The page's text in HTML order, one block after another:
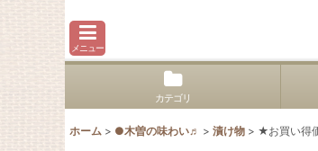
メニュー
カテゴリ
ホーム > ●木曽の味わい♬ > 漬け物 > ★お買い得